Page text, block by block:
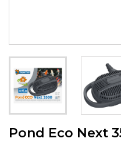
Pond Eco Next